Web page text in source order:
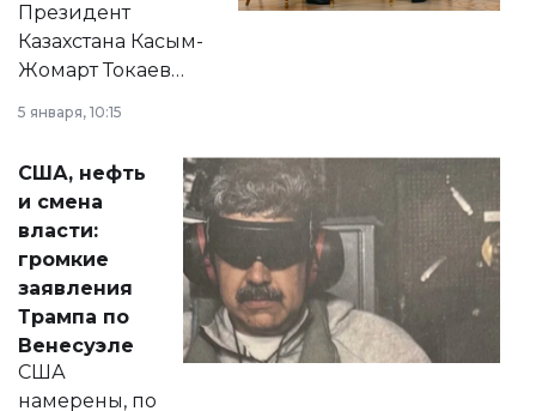
Президент
Казахстана Касым-
Жомарт Токаев
сразу несколько
актуальных тем —
от слухов о
политических
реформах до
вопросов армии,
экономики и
личного здоровья.
5 января, 10:15
США, нефть
и смена
власти:
громкие
заявления
Трампа по
Венесуэле
США
намерены, по